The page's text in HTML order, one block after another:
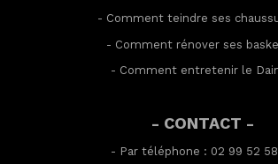
- Comment teindre ses
- Comment rénover ses
- Comment entretenir le
- CONTACT -
- Par téléphone : 02 99 52